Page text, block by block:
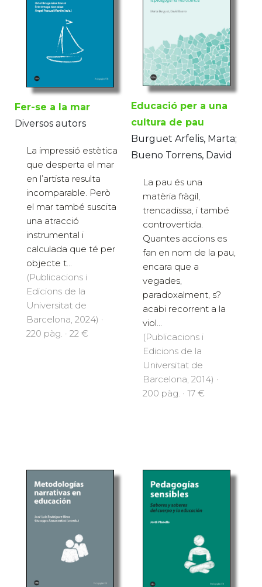
Fer-se a la mar
Diversos autors
La impressió estètica
que desperta el mar
en l’artista resulta
incomparable. Però
el mar també suscita
una atracció
instrumental i
calculada que té per
objecte t...
(Publicacions i
Edicions de la
Universitat de
Barcelona, 2024) ·
220 pàg. · 22 €
Educació per a una
cultura de pau
Burguet Arfelis, Marta;
Bueno Torrens, David
La pau és una
matèria fràgil,
trencadissa, i també
controvertida.
Quantes accions es
fan en nom de la pau,
encara que a
vegades,
paradoxalment, s?
acabi recorrent a la
viol...
(Publicacions i
Edicions de la
Universitat de
Barcelona, 2014) ·
200 pàg. · 17 €